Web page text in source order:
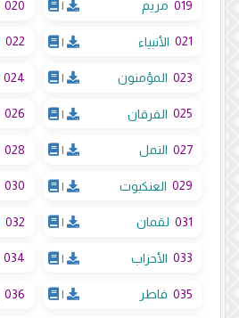
019 مريم |
020
021 الأنبياء |
022
023 المؤمنون |
024
025 الفرقان |
026
027 النمل |
028
029 العنكبوت |
030
031 لقمان |
032
033 الأحزاب |
034
035 فاطر |
036